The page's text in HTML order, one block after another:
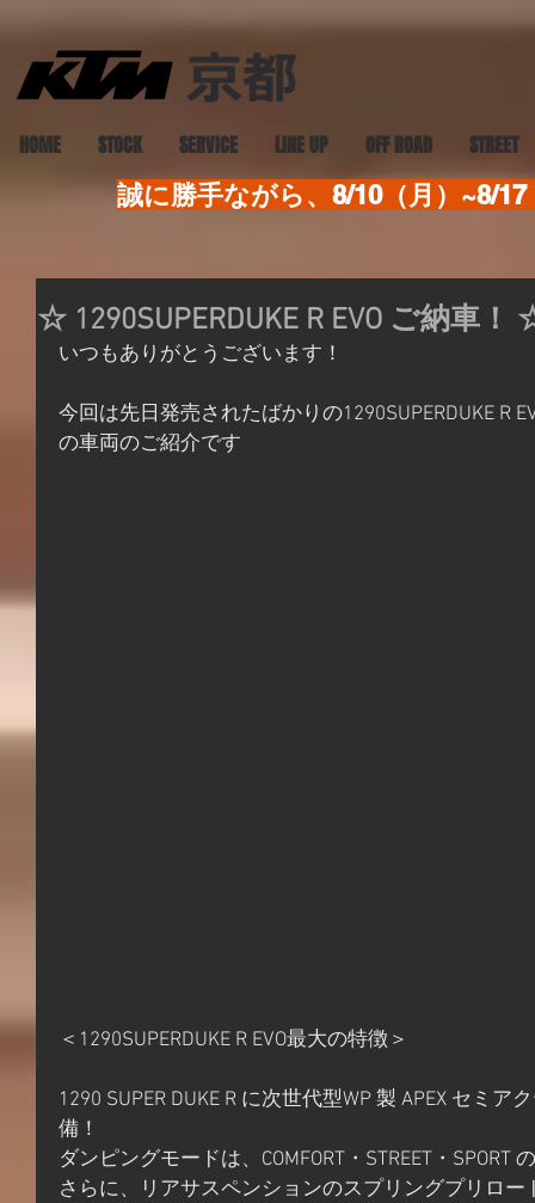
HOME STOCK SERVICE LINE UP OFF ROAD STREET
誠に勝手ながら、8/10（月）~8/
☆ 1290SUPERDUKE R EVO ご納車！
いつもありがとうございます！
今回は先日発売されたばかりの1290SUPERDUKE R
の車両のご紹介です
＜1290SUPERDUKE R EVO最大の特徴＞
1290 SUPER DUKE R に次世代型WP 製 APEX セミ
備！
ダンピングモードは、COMFORT・STREET・SPORT
さらに、リアサスペンションのスプリングプリロ